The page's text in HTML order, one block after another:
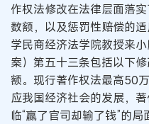
作权法修改在法律层面落
数额，以及惩罚性赔偿的适
学民商经济法学院教授来
案）第五十三条包括以下
额。现行著作权法最高50
应我国经济社会的发展，
临“赢了官司却输了钱”的